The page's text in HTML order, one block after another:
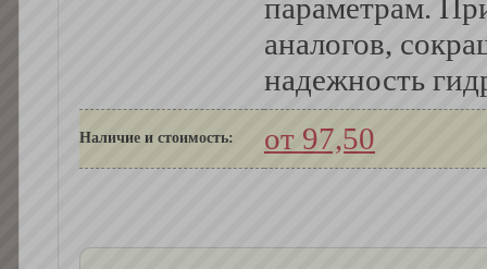
параметрам.
аналогов,
надежность
Наличие и стоимость: от 97,50